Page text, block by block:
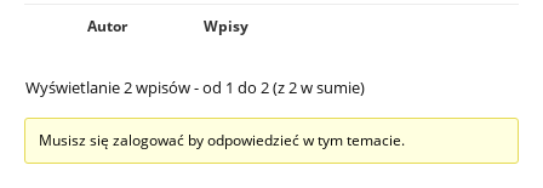
Autor Wpisy
Wyświetlanie 2 wpisów - od 1 do 2 (z 2 w sumie)
Musisz się zalogować by odpowiedzieć w tym temacie.